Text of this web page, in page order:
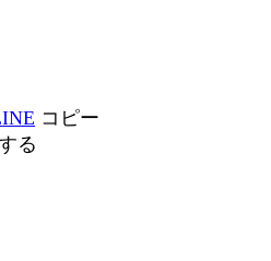
コピー
る